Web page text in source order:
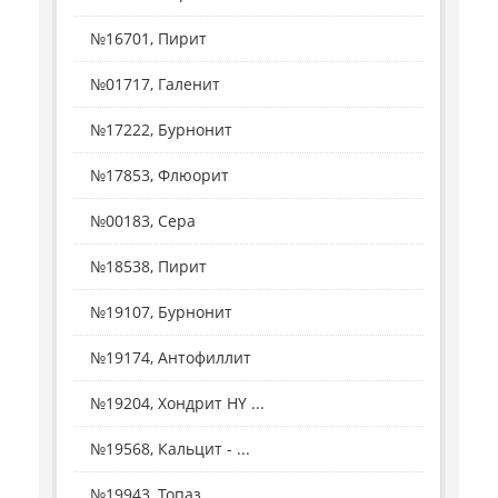
№16701, Пирит
№01717, Галенит
№17222, Бурнонит
№17853, Флюорит
№00183, Сера
№18538, Пирит
№19107, Бурнонит
№19174, Антофиллит
№19204, Хондрит HY ...
№19568, Кальцит - ...